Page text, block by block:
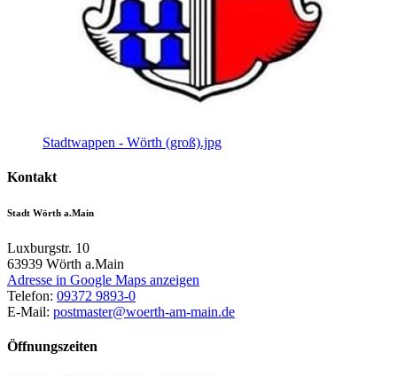
Stadtwappen - Wörth (groß).jpg
Kontakt
Stadt Wörth a.Main
Luxburgstr. 10
63939 Wörth a.Main
Adresse in Google Maps anzeigen
Telefon: 09372 9893-0
E-Mail: postmaster@woerth-am-main.de
Öffnungszeiten